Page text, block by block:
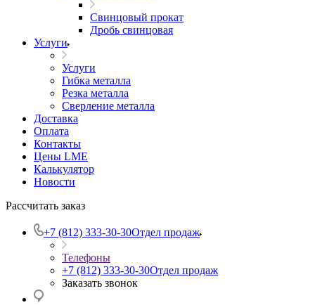
Свинцовый прокат
Дробь свинцовая
Услуги
Услуги
Гибка металла
Резка металла
Сверление металла
Доставка
Оплата
Контакты
Цены LME
Калькулятор
Новости
Рассчитать заказ
+7 (812) 333-30-30Отдел продаж
Телефоны
+7 (812) 333-30-30Отдел продаж
Заказать звонок